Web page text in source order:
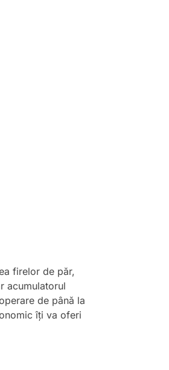
firelor de păr,
acumulatorul
de până la
îți va oferi